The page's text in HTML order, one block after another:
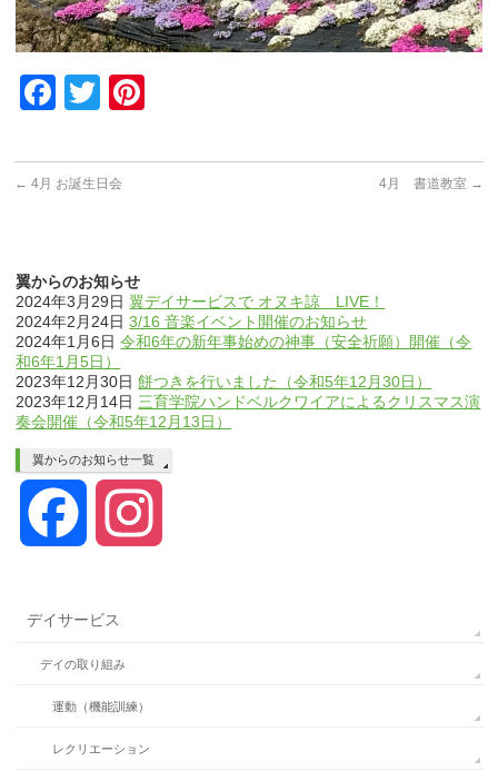
Facebook
Twitter
← 4月 お誕生日会 4月 書道教室 →
翼からのお知らせ
2024年3月29日 翼デイサービスで オヌキ諒 LIVE！
2024年2月24日 3/16 音楽イベント開催のお知らせ
2024年1月6日 令和6年の新年事始めの神事（安全祈願）開催（令
和6年1月5日）
2023年12月30日 餅つきを行いました（令和5年12月30日）
2023年12月14日 三育学院ハンドベルクワイアによるクリスマス演
奏会開催（令和5年12月13日）
翼からのお知らせ一覧
Facebook
デイサービス
デイの取り組み
運動（機能訓練）
レクリエーション